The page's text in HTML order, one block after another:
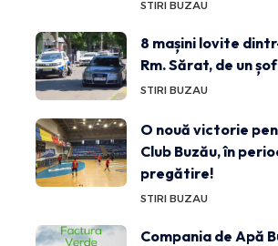
STIRI BUZAU
8 mașini lovite
Rm. Sărat, de un
STIRI BUZAU
O nouă victorie
Club Buzău, în
pregătire!
STIRI BUZAU
Compania de Apă